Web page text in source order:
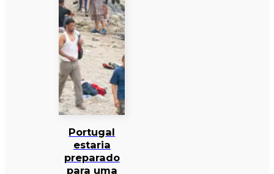
Portugal
estaria
preparado
para uma